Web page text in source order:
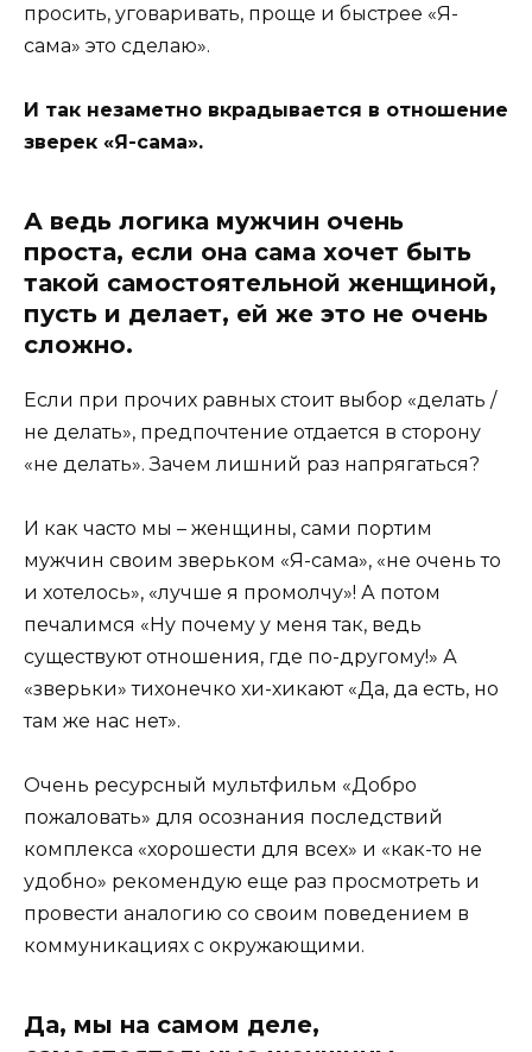
просить, уговаривать, проще и быстрее «Я-
сама» это сделаю».
И так незаметно вкрадывается в отношение
зверек «Я-сама».
А ведь логика мужчин очень
проста, если она сама хочет быть
такой самостоятельной женщиной,
пусть и делает, ей же это не очень
сложно.
Если при прочих равных стоит выбор «делать /
не делать», предпочтение отдается в сторону
«не делать». Зачем лишний раз напрягаться?
И как часто мы – женщины, сами портим
мужчин своим зверьком «Я-сама», «не очень то
и хотелось», «лучше я промолчу»! А потом
печалимся «Ну почему у меня так, ведь
существуют отношения, где по-другому!» А
«зверьки» тихонечко хи-хикают «Да, да есть, но
там же нас нет».
Очень ресурсный мультфильм «Добро
пожаловать» для осознания последствий
комплекса «хорошести для всех» и «как-то не
удобно» рекомендую еще раз просмотреть и
провести аналогию со своим поведением в
коммуникациях с окружающими.
Да, мы на самом деле,